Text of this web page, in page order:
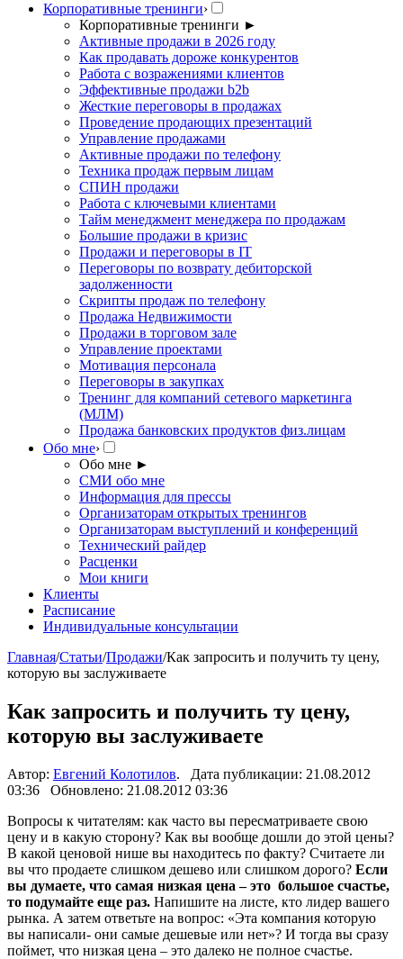
Корпоративные тренинги›
Корпоративные тренинги ►
Активные продажи в 2026 году
Как продавать дороже конкурентов
Работа с возражениями клиентов
Эффективные продажи b2b
Жесткие переговоры в продажах
Проведение продающих презентаций
Управление продажами
Активные продажи по телефону
Техника продаж первым лицам
СПИН продажи
Работа с ключевыми клиентами
Тайм менеджмент менеджера по продажам
Большие продажи в кризис
Продажи и переговоры в IT
Переговоры по возврату дебиторской
задолженности
Скрипты продаж по телефону
Продажа Недвижимости
Продажи в торговом зале
Управление проектами
Мотивация персонала
Переговоры в закупках
Тренинг для компаний сетевого маркетинга
(МЛМ)
Продажа банковских продуктов физ.лицам
Обо мне›
Обо мне ►
СМИ обо мне
Информация для прессы
Организаторам открытых тренингов
Организаторам выступлений и конференций
Технический райдер
Расценки
Мои книги
Клиенты
Расписание
Индивидуальные консультации
Главная/Статьи/Продажи/Как запросить и получить ту цену,
которую вы заслуживаете
Как запросить и получить ту цену,
которую вы заслуживаете
Автор: Евгений Колотилов. Дата публикации: 21.08.2012
03:36 Обновлено: 21.08.2012 03:36
Вопросы к читателям: как часто вы пересматриваете свою
цену и в какую сторону? Как вы вообще дошли до этой цены?
В какой ценовой нише вы находитесь по факту? Считаете ли
вы что продаете слишком дешево или слишком дорого? Если
вы думаете, что самая низкая цена – это большое счастье,
то подумайте еще раз. Напишите на листе, кто лидер вашего
рынка. А затем ответьте на вопрос: «Эта компания которую
вы написали- они самые дешевые или нет»? И тогда вы сразу
поймет, что низкая цена – это далеко не полное счастье.